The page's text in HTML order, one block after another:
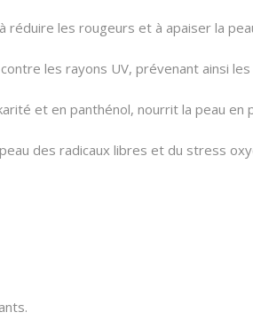
réduire les rougeurs et à apaiser la
les rayons UV, prévenant ainsi
et en panthénol, nourrit la peau
des radicaux libres et du stress